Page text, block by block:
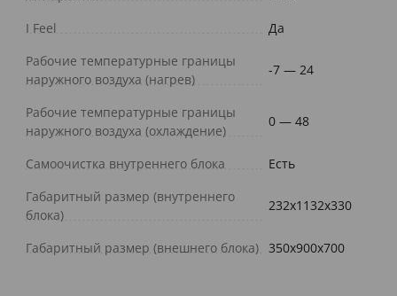
I Feel
Да
Рабочие температурные границы
наружного воздуха (нагрев)
-7 — 24
Рабочие температурные границы
наружного воздуха (охлаждение)
0 — 48
Самоочистка внутреннего блока
Есть
Габаритный размер (внутреннего
блока)
232x1132x330
Габаритный размер (внешнего блока) 350x900x700